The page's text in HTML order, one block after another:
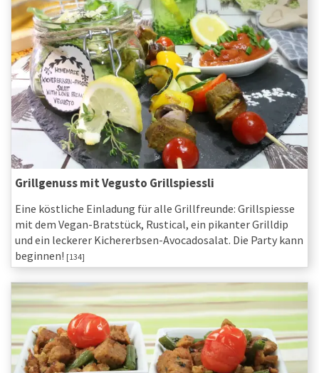
Grillgenuss mit Vegusto Grillspiessli
Eine köstliche Einladung für alle Grillfreunde: Grillspiesse
mit dem Vegan-Bratstück, Rustical, ein pikanter Grilldip
und ein leckerer Kichererbsen-Avocadosalat. Die Party kann
beginnen! [134]